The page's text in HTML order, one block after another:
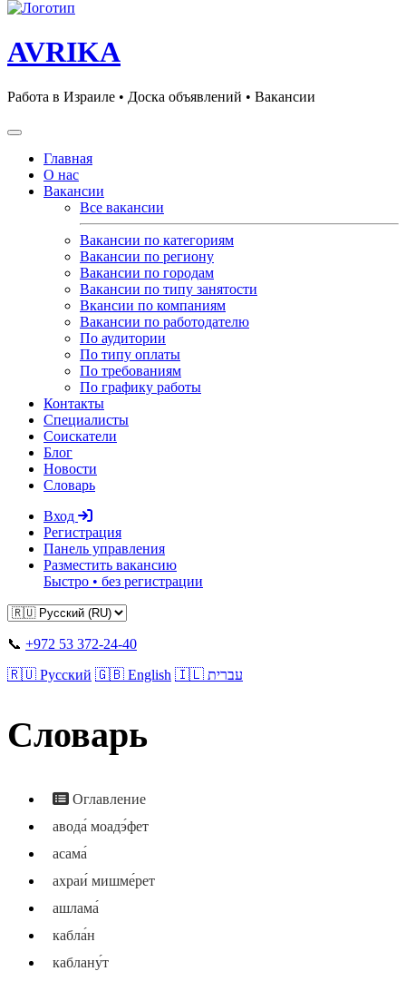
AVRIKA
Работа в Израиле • Доска объявлений • Вакансии
Главная
О нас
Вакансии
Все вакансии
Вакансии по категориям
Вакансии по региону
Вакансии по городам
Вакансии по типу занятости
Вкансии по компаниям
Вакансии по работодателю
По аудитории
По типу оплаты
По требованиям
По графику работы
Контакты
Специалисты
Соискатели
Блог
Новости
Словарь
Вход
Регистрация
Панель управления
Разместить вакансию
Быстро • без регистрации
📞 +972 53 372-24-40
🇷🇺 Русский 🇬🇧 English 🇮🇱 עברית
Словарь
Оглавление
авода́ моадэ́фет
асама́
ахраи́ мишме́рет
ашлама́
кабла́н
каблану́т